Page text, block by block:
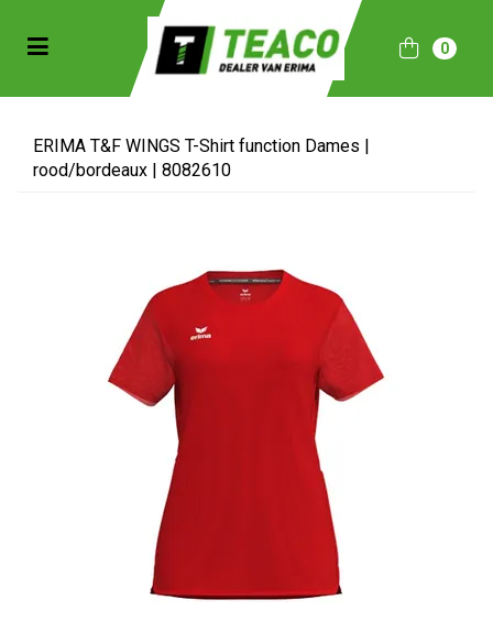
(Sportkleding)
(Collecties)
Toggle navigation 0
ERIMA T&F WINGS T-Shirt function Dames |
rood/bordeaux | 8082610